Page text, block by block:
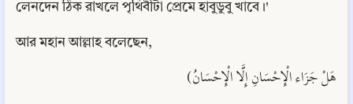
লেনদেন ঠিক রাখলে পৃথিবীটা প্রেমে হাবুডুবু খাবে।'
আর মহান আল্লাহ বলেছেন,
هَلْ جَزَاء الْإِحْسَانِ إِلَّا الْإِحْسَانُ)